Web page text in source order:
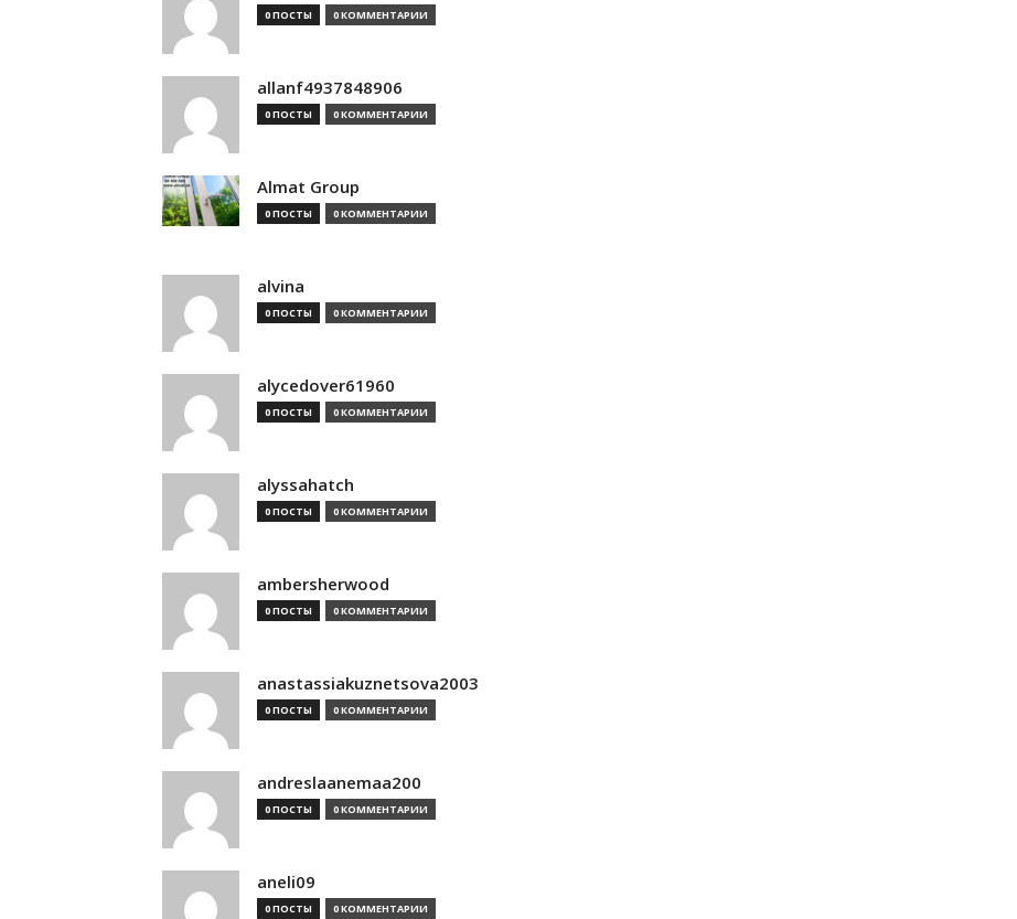
0 ПОСТЫ 0 КОММЕНТАРИИ
allanf4937848906
0 ПОСТЫ 0 КОММЕНТАРИИ
Almat Group
0 ПОСТЫ 0 КОММЕНТАРИИ
alvina
0 ПОСТЫ 0 КОММЕНТАРИИ
alycedover61960
0 ПОСТЫ 0 КОММЕНТАРИИ
alyssahatch
0 ПОСТЫ 0 КОММЕНТАРИИ
ambersherwood
0 ПОСТЫ 0 КОММЕНТАРИИ
anastassiakuznetsova2003
0 ПОСТЫ 0 КОММЕНТАРИИ
andreslaanemaa200
0 ПОСТЫ 0 КОММЕНТАРИИ
aneli09
0 ПОСТЫ 0 КОММЕНТАРИИ